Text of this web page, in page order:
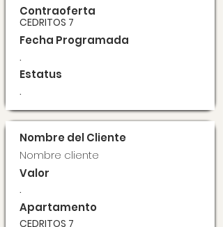
Contraoferta
CEDRITOS 7
Fecha Programada
.
Estatus
.
Nombre del Cliente
Nombre cliente
Valor
.
Apartamento
CEDRITOS 7